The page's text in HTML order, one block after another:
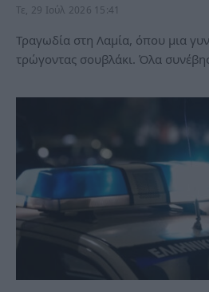
Τε, 29 Ιούλ 2026 15:41
Τραγωδία στη Λαμία, όπου μια
τρώγοντας σουβλάκι. Όλα